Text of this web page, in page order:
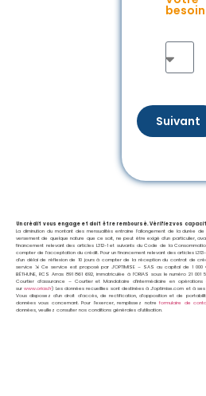
besoin
Suivant
Un crédit vous engage et doit être remboursé. Vérifiez vos
La diminution du montant des mensualités entraine l’allongement de la durée
versement de quelque nature que ce soit, ne peut être exigé d’un particulier,
financement relevant des articles L312-1 et suivants du Code de la
compter de l’acceptation du crédit. Pour un financement relevant des articles
d’un délai de réflexion de 10 jours à compter de la réception du contrat de
service ⇲ Ce service est proposé par J’OPTIMISE – SAS au capital de 1
BÉTHUNE, RCS Arras 891 861 692, immatriculée à l’ORIAS sous le numéro 21
Courtier d’assurance – Courtier et Mandataire d’intermédiaire en
sur www.orias.fr) Les données recueillies sont destinées à J’optimise.com et à
Vous disposez d’un droit d’accès, de rectification, d’opposition et de
données vous concernant. Pour l’exercer, remplissez notreformulaire de
données, veuillez consulter nos conditions générales d’utilisation.